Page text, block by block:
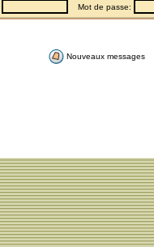
Mot de passe:
Nouveaux messages